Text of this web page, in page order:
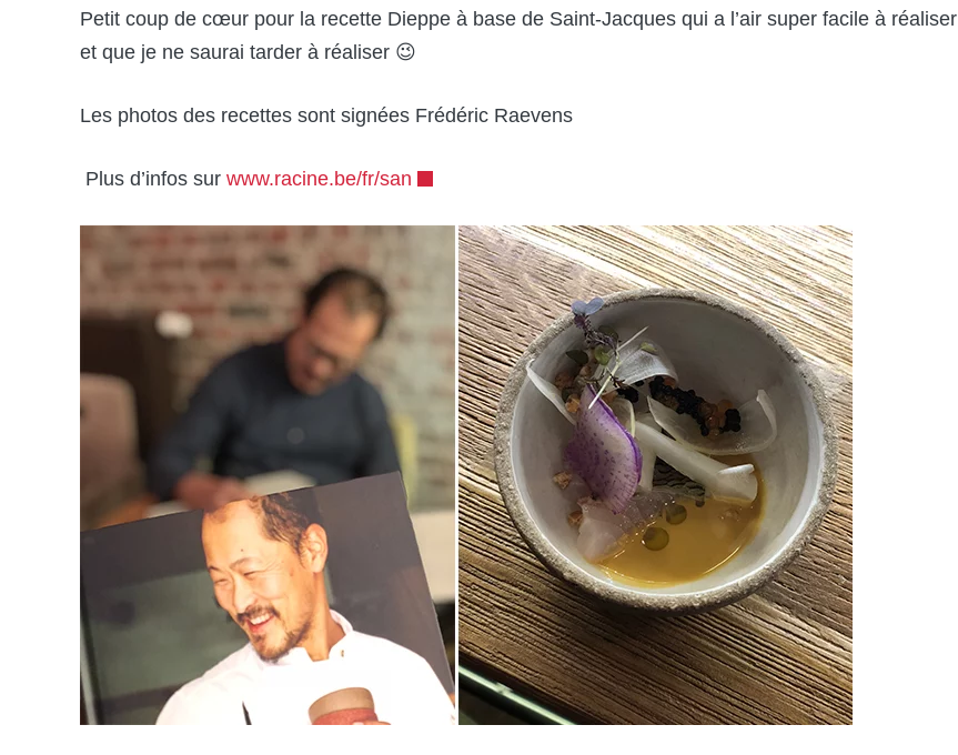
Petit coup de cœur pour la recette Dieppe à base de Saint-Jacques qui a l’air super facile à réaliser
et que je ne saurai tarder à réaliser 😉
Les photos des recettes sont signées Frédéric Raevens
Plus d’infos sur www.racine.be/fr/san